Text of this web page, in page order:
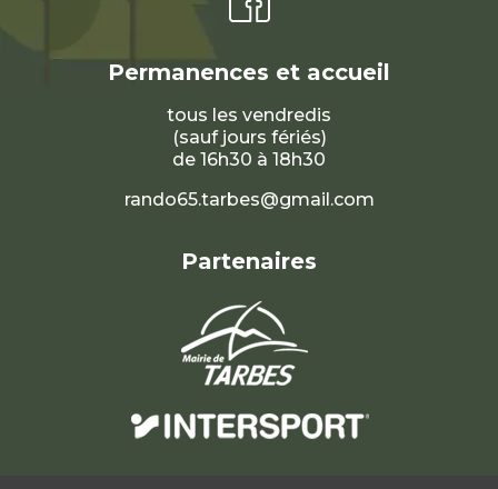
Permanences et accueil
tous les vendredis
(sauf jours fériés)
de 16h30 à 18h30
rando65.tarbes@gmail.com
Partenaires